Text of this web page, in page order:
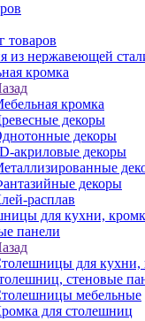
товаров
из нержавеющей
кромка
кромка
декоры
декоры
акриловые декоры
декоры
расплав
для кухни,
панели
для кухни,
стеновые
мебельные
для столешниц